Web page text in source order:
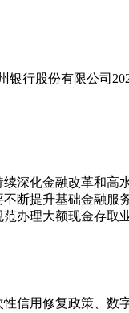
行股份有限公司
深化金融改革和高
断提升基础金融服
办理大额现金存取
信用修复政策、